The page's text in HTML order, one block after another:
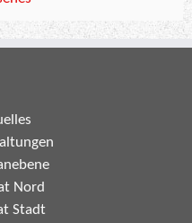
Nord
Stadt